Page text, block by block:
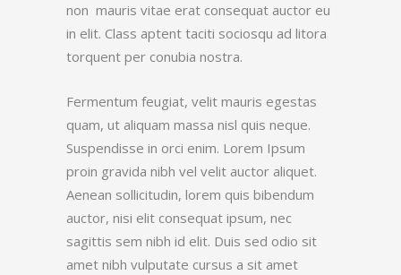
non mauris vitae erat consequat auctor eu
in elit. Class aptent taciti sociosqu ad litora
torquent per conubia nostra.
Fermentum feugiat, velit mauris egestas
quam, ut aliquam massa nisl quis neque.
Suspendisse in orci enim. Lorem Ipsum
proin gravida nibh vel velit auctor aliquet.
Aenean sollicitudin, lorem quis bibendum
auctor, nisi elit consequat ipsum, nec
sagittis sem nibh id elit. Duis sed odio sit
amet nibh vulputate cursus a sit amet